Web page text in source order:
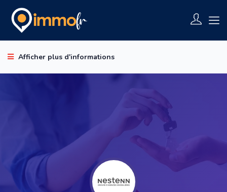
Afficher plus d'informations